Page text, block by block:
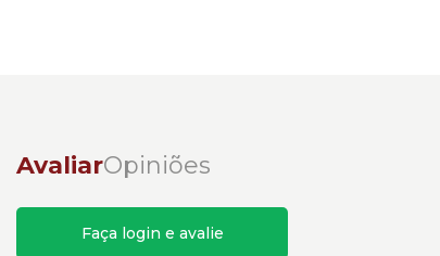
AvaliarOpiniões
Faça login e avalie